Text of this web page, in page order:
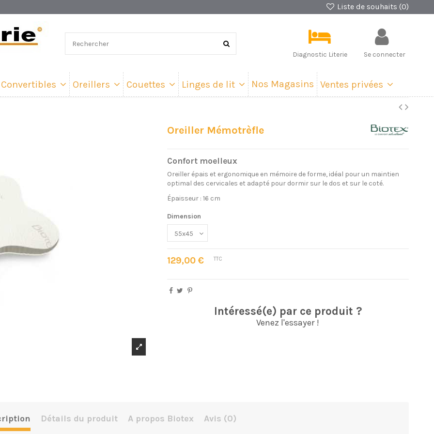
Liste de souhaits (0)
Diagnostic Literie Se connecter
Convertibles Oreillers Couettes Linges de lit Nos Magasins Ventes privées
Oreiller Mémotrèfle
Confort moelleux
Oreiller épais et ergonomique en mémoire de forme, idéal pour un maintien
optimal des cervicales et adapté pour dormir sur le dos et sur le coté.
Épaisseur : 16 cm
Dimension
129,00 € TTC
Intéressé(e) par ce produit ?
Venez l'essayer !
Détails du produit A propos Biotex Avis (0)